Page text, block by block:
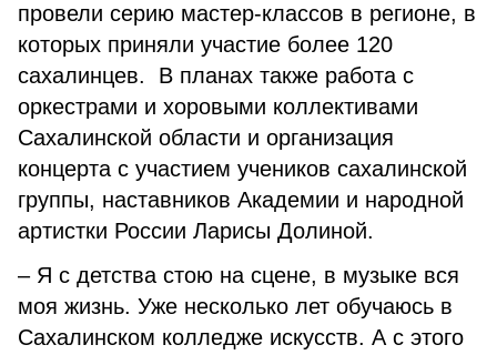
провели серию мастер-классов в регионе, в
которых приняли участие более 120
сахалинцев. В планах также работа с
оркестрами и хоровыми коллективами
Сахалинской области и организация
концерта с участием учеников сахалинской
группы, наставников Академии и народной
артистки России Ларисы Долиной.
– Я с детства стою на сцене, в музыке вся
моя жизнь. Уже несколько лет обучаюсь в
Сахалинском колледже искусств. А с этого